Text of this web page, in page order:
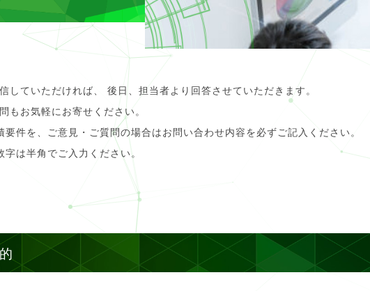
していただければ、 後日、担当者より回答させていただきます。
もお気軽にお寄せください。
件を、ご意見・ご質問の場合はお問い合わせ内容を必ずご記入ください。
は半角でご入力ください。